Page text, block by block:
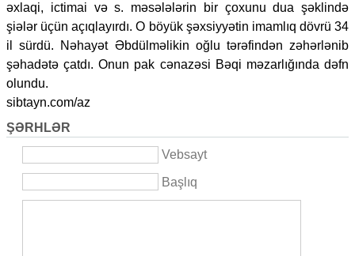
əxlaqi, ictimai və s. məsələlərin bir çoxunu dua şəklində
şiələr üçün açıqlayırdı. O böyük şəxsiyyətin imamlıq dövrü 34
il sürdü. Nəhayət Əbdülməlikin oğlu tərəfindən zəhərlənib
şəhadətə çatdı. Onun pak cənazəsi Bəqi məzarlığında dəfn
olundu.
sibtayn.com/az
ŞƏRHLƏR
Vebsayt
Başlıq